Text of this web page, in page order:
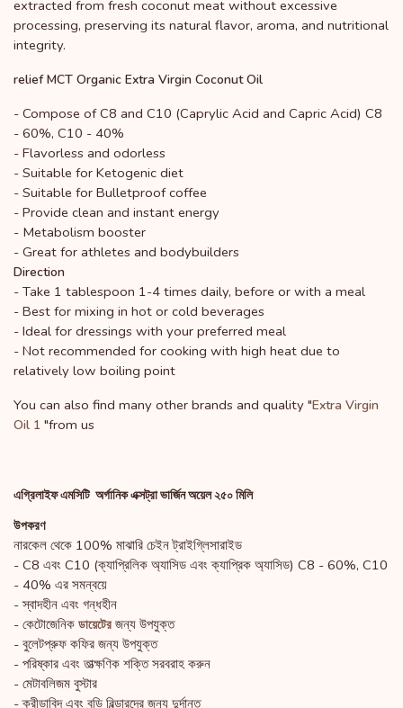
extracted from fresh coconut meat without excessive
processing, preserving its natural flavor, aroma, and nutritional
integrity.
relief MCT Organic Extra Virgin Coconut Oil
- Compose of C8 and C10 (Caprylic Acid and Capric Acid) C8
- 60%, C10 - 40%
- Flavorless and odorless
- Suitable for Ketogenic diet
- Suitable for Bulletproof coffee
- Provide clean and instant energy
- Metabolism booster
- Great for athletes and bodybuilders
Direction
- Take 1 tablespoon 1-4 times daily, before or with a meal
- Best for mixing in hot or cold beverages
- Ideal for dressings with your preferred meal
- Not recommended for cooking with high heat due to
relatively low boiling point
You can also find many other brands and quality "Extra Virgin
Oil 1 "from us
এগ্রিলাইফ এমসিটি অর্গানিক এক্সট্রা ভার্জিন অয়েল ২৫০ মিলি
উপকরণ
নারকেল থেকে 100% মাঝারি চেইন ট্রাইগ্লিসারাইড
- C8 এবং C10 (ক্যাপ্রিলিক অ্যাসিড এবং ক্যাপ্রিক অ্যাসিড) C8 - 60%, C10
- 40% এর সমন্বয়ে
- স্বাদহীন এবং গন্ধহীন
- কেটোজেনিক ডায়েটের জন্য উপযুক্ত
- বুলেটপ্রুফ কফির জন্য উপযুক্ত
- পরিষ্কার এবং তাত্ক্ষণিক শক্তি সরবরাহ করুন
- মেটাবলিজম বুস্টার
- ক্রীড়াবিদ এবং বডি বিল্ডারদের জন্য দুর্দান্ত